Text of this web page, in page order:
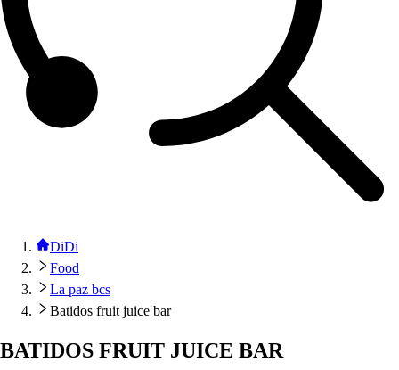
DiDi
Food
La paz bcs
Batidos fruit juice bar
BATIDOS FRUIT JUICE BAR